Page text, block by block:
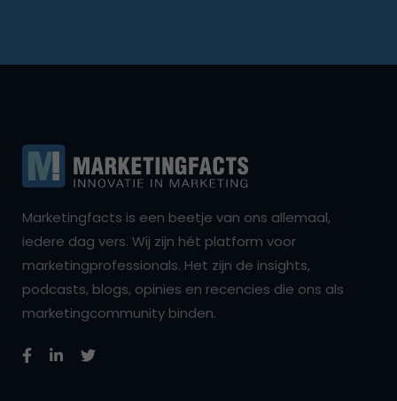
Marketingfacts is een beetje van ons allemaal,
iedere dag vers. Wij zijn hét platform voor
marketingprofessionals. Het zijn de insights,
podcasts, blogs, opinies en recencies die ons als
marketingcommunity binden.